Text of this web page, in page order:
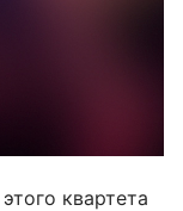
квартета